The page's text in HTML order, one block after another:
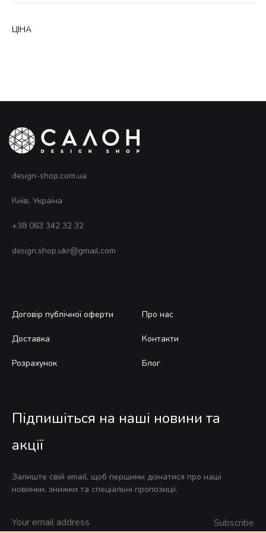
ЦІНА
design-shop.com.ua
Київ, Україна
+38 063 342 32 32
design.shop.ukr@gmail.com
Договір публічної оферти
Доставка
Розрахунок
Про нас
Контакти
Блог
Підпишіться на наші новини та
акції
Залиште свій email, щоб першими дізнатися про наші
новинки, знижки та спеціальні пропозиції.